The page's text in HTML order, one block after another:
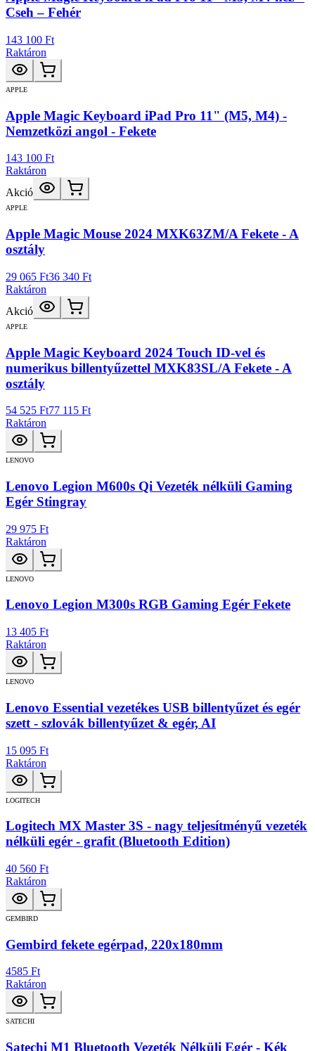
Cseh – Fehér
143 100 Ft
Raktáron
APPLE
Apple Magic Keyboard iPad Pro 11" (M5, M4) -
Nemzetközi angol - Fekete
143 100 Ft
Raktáron
Akció
APPLE
Apple Magic Mouse 2024 MXK63ZM/A Fekete - A
osztály
29 065 Ft36 340 Ft
Raktáron
Akció
APPLE
Apple Magic Keyboard 2024 Touch ID-vel és
numerikus billentyűzettel MXK83SL/A Fekete - A
osztály
54 525 Ft77 115 Ft
Raktáron
LENOVO
Lenovo Legion M600s Qi Vezeték nélküli Gaming
Egér Stingray
29 975 Ft
Raktáron
LENOVO
Lenovo Legion M300s RGB Gaming Egér Fekete
13 405 Ft
Raktáron
LENOVO
Lenovo Essential vezetékes USB billentyűzet és egér
szett - szlovák billentyűzet & egér, AI
15 095 Ft
Raktáron
LOGITECH
Logitech MX Master 3S - nagy teljesítményű vezeték
nélküli egér - grafit (Bluetooth Edition)
40 560 Ft
Raktáron
GEMBIRD
Gembird fekete egérpad, 220x180mm
4585 Ft
Raktáron
SATECHI
Satechi M1 Bluetooth Vezeték Nélküli Egér - Kék